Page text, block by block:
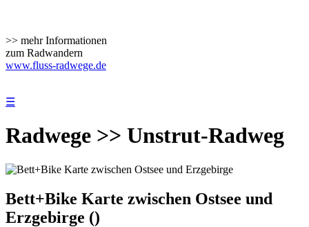
>> mehr Informationen
zum Radwandern
www.fluss-radwege.de
☰
Radwege >> Unstrut-Radweg
Bett+Bike Karte zwischen Ostsee und
Erzgebirge ()